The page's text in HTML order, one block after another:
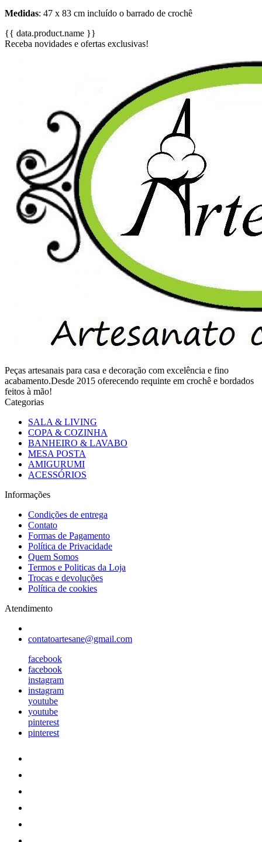
Medidas: 47 x 83 cm incluído o barrado de crochê
{{ data.product.name }}
Receba novidades e ofertas exclusivas!
Peças artesanais para casa e decoração com excelência e fino
acabamento.Desde 2015 oferecendo requinte em crochê e bordados
feitos à mão!
Categorias
SALA & LIVING
COPA & COZINHA
BANHEIRO & LAVABO
MESA POSTA
AMIGURUMI
ACESSÓRIOS
Informações
Condições de entrega
Contato
Formas de Pagamento
Política de Privacidade
Quem Somos
Termos e Politicas da Loja
Trocas e devoluções
Política de cookies
Atendimento
contatoartesane@gmail.com
facebook
facebook
instagram
instagram
youtube
youtube
pinterest
pinterest